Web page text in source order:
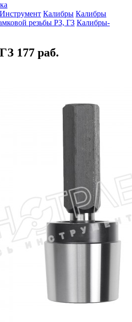
Калибры Калибры
резьбы PЗ, ГЗ Калибры-
177 раб.